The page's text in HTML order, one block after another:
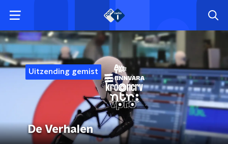
Uitzending gemist
De Verhalen